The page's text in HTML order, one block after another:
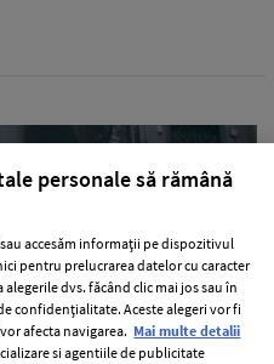
personale să rămână
accesăm informații pe dispozitivul
pentru prelucrarea datelor cu caracter
dvs. făcând clic mai jos sau în
confidențialitate. Aceste alegeri vor fi
afecta navigarea. Mai multe detalii
si agentiile de publicitate